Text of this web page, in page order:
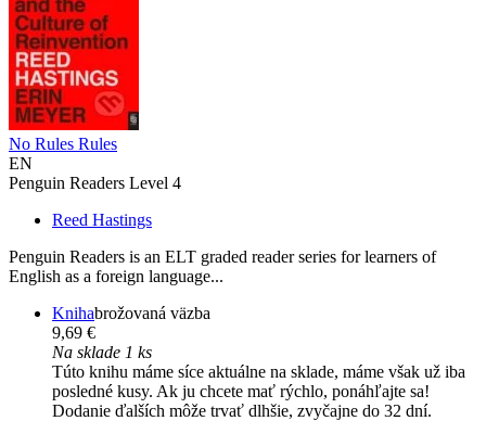
No Rules Rules
EN
Penguin Readers Level 4
Reed Hastings
Penguin Readers is an ELT graded reader series for learners of
English as a foreign language...
Knihabrožovaná väzba
9,69 €
Na sklade 1 ks
Túto knihu máme síce aktuálne na sklade, máme však už iba
posledné kusy. Ak ju chcete mať rýchlo, ponáhľajte sa!
Dodanie ďalších môže trvať dlhšie, zvyčajne do 32 dní.